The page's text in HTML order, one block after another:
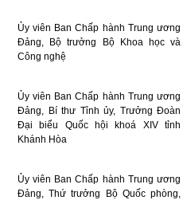
Ủy viên Ban Chấp hành Trung ương
Đảng, Bộ trưởng Bộ Khoa học và
Công nghệ
Ủy viên Ban Chấp hành Trung ương
Đảng, Bí thư Tỉnh ủy, Trưởng Đoàn
Đại biểu Quốc hội khoá XIV tỉnh
Khánh Hòa
Ủy viên Ban Chấp hành Trung ương
Đảng, Thứ trưởng Bộ Quốc phòng,